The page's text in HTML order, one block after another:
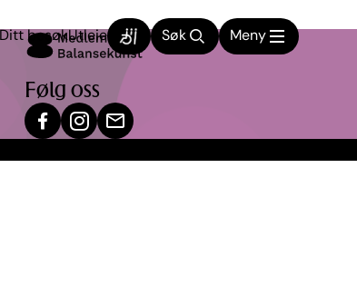
Ditt besøkUtleie Søk Meny
Følg oss